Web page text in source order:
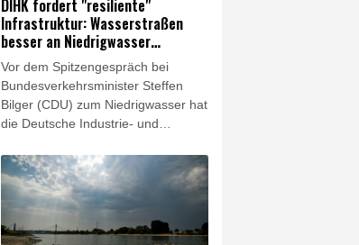
Unicredit an.
DIHK fordert "resiliente"
Infrastruktur: Wasserstraßen
besser an Niedrigwasser
anpassen
Vor dem Spitzengespräch bei
Bundesverkehrsminister Steffen
Bilger (CDU) zum Niedrigwasser hat
die Deutsche Industrie- und
zum Handeln aufgefordert. "Wir
brauchen jetzt eine verlässliche,
resiliente Infrastruktur", sagte DIHK-
Bereichsleiter Dirk Binding am
Donnerstag der Nachrichtenagentur